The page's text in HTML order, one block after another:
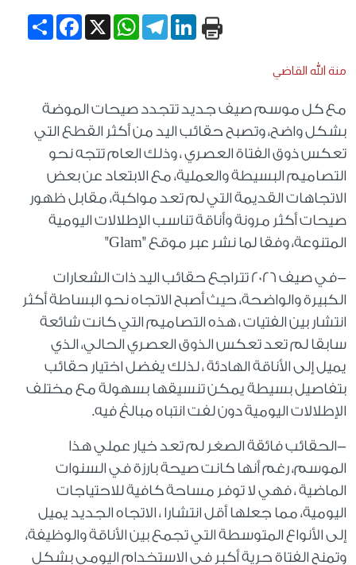
Share
Facebook X
WhatsApp
TelegramLinkedIn
منة الله القاضي
مع كل موسم صيف جديد تتجدد صيحات الموضة
بشكل واضح، وتصبح حقائب اليد من أكثر القطع التي
تعكس ذوق الفتاة العصري ، وذلك العام تتجه نحو
التصاميم البسيطة والعملية، مع الابتعاد عن بعض
الاتجاهات القديمة التي لم تعد مواكبة، مقابل ظهور
صيحات أكثر مرونة وأناقة تناسب الإطلالات اليومية
المتنوعة، وفقا لما نشر عبر موقع "Glam"
-في صيف 2026 تتراجع حقائب اليد ذات الشعارات
الكبيرة والواضحة، حيث أصبح الاتجاه نحو البساطة أكثر
انتشار بين الفتيات ، هذه التصاميم التي كانت شائعة
سابقا لم تعد تعكس الذوق العصري الحالي، الذي
يميل إلى الأناقة الهادئة ، لذلك يفضل اختيار حقائب
بتفاصيل بسيطة يمكن تنسيقها بسهولة مع مختلف
الإطلالات اليومية دون لفت انتباه مبالغ فيه.
-الحقائب فائقة الصغر لم تعد خيار عملي هذا
الموسم، رغم أنها كانت صيحة بارزة في السنوات
الماضية ، فهي لا توفر مساحة كافية للاحتياجات
اليومية، مما جعلها أقل انتشارا ، الاتجاه الجديد يميل
إلى الأنواع المتوسطة التي تجمع بين الأناقة والوظيفة،
وتمنح الفتاة حرية أكبر في الاستخدام اليومي بشكل